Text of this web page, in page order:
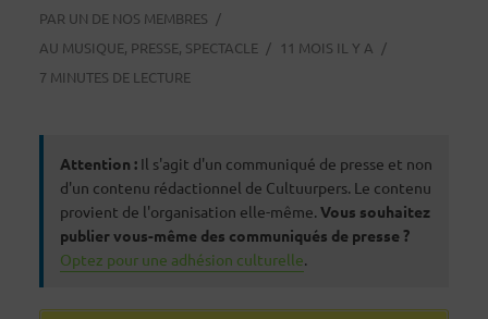
PAR UN DE NOS MEMBRES
AU MUSIQUE, PRESSE, SPECTACLE
11 MOIS IL Y A
7 MINUTES DE LECTURE
Attention :Il s'agit d'un communiqué de presse et non
d'un contenu rédactionnel de Cultuurpers. Le contenu
provient de l'organisation elle-même. Vous souhaitez
publier vous-même des communiqués de presse ?
Optez pour une adhésion culturelle.